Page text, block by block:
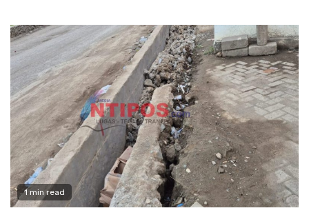
1 min read